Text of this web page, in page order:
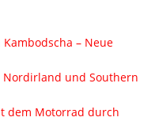
– Neue
und Southern
dem Motorrad durch